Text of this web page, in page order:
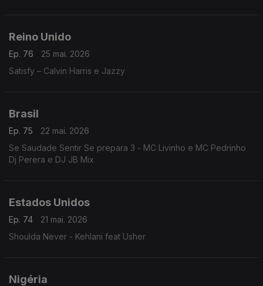
Reino Unido
Ep. 76
25 mai. 2026
Satisfy – Calvin Harris e Jazzy
Brasil
Ep. 75
22 mai. 2026
Se Saudade Sentir Se prepara 3 - MC Livinho e MC Pedrinho
Dj Perera e DJ JB Mix
Estados Unidos
Ep. 74
21 mai. 2026
Shoulda Never - Kehlani feat Usher
Nigéria